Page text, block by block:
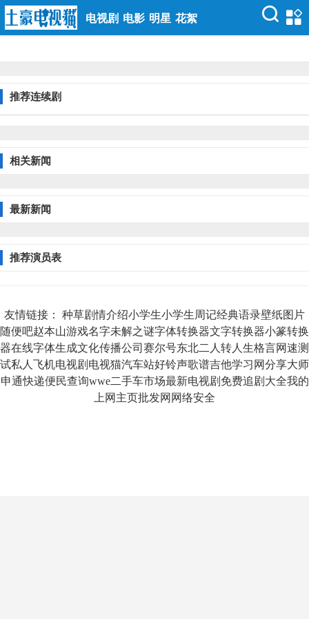
电视剧 电影 明星 花絮
推荐连续剧
相关新闻
最新新闻
推荐演员表
友情链接： 种草剧情介绍小学生小学生周记经典语录壁纸图片
随便吧赵本山游戏名字未解之谜字体转换器文字转换器小篆转换
器在线字体生成文化传播公司 赛尔号东北二人转 人生格言网速测
试私人飞机电视剧 电视猫汽车站好铃声歌谱吉他学习网分享大师
申通快递便民查询wwe二手车市场最新电视剧 免费追剧大全我的
上网主页批发网 网络安全